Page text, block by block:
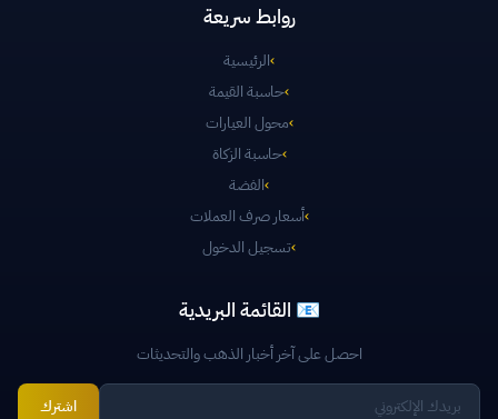
روابط سريعة
›الرئيسية
›حاسبة القيمة
›محول العيارات
›حاسبة الزكاة
›الفضة
›أسعار صرف العملات
›تسجيل الدخول
📧 القائمة البريدية
احصل على آخر أخبار الذهب والتحديثات
اشترك